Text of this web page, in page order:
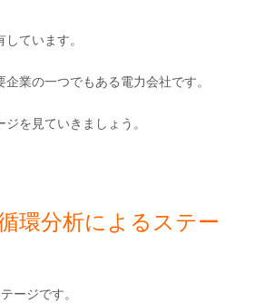
ています。
業の一つでもある電力会社です。
を見ていきましょう。
環分析によるステー
ージです。